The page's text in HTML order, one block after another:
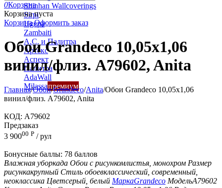
Shinhan Wallcoverings
Sirpi
Ugepa
Zambaiti
А.С. и Палитра
Артекс
Аспект
Палитра
AdaWall
Milassaпремиум
0Корзина
Корзина пуста
Корзина Оформить заказ
Обои Grandeco 10,05х1,06
винил/флиз. A79602, Anita
Главная/Обои/Grandeco/Anita/Обои Grandeco 10,05х1,06
винил/флиз. A79602, Anita
КОД: A79602
Предзаказ
3 90000 Р / рул
Бонусные баллы: 78 баллов
Влажная уборкада Обои с рисункомлистья, монохром Размер
рисункакрупный Стиль обоевклассический, современный,
неоклассика Цветсерый, белый МаркаGrandeco МодельA79602